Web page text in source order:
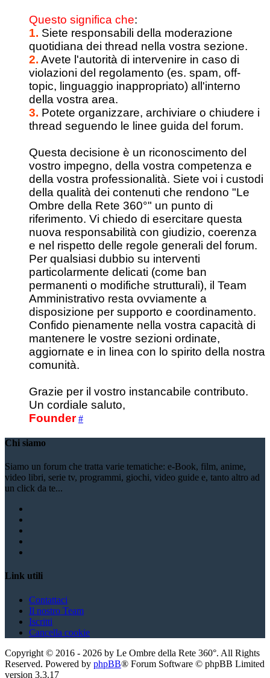
Questo significa che:
1. Siete responsabili della moderazione
quotidiana dei thread nella vostra sezione.
2. Avete l'autorità di intervenire in caso di
violazioni del regolamento (es. spam, off-
topic, linguaggio inappropriato) all'interno
della vostra area.
3. Potete organizzare, archiviare o chiudere i
thread seguendo le linee guida del forum.
Questa decisione è un riconoscimento del
vostro impegno, della vostra competenza e
della vostra professionalità. Siete voi i custodi
della qualità dei contenuti che rendono "Le
Ombre della Rete 360°" un punto di
riferimento. Vi chiedo di esercitare questa
nuova responsabilità con giudizio, coerenza
e nel rispetto delle regole generali del forum.
Per qualsiasi dubbio su interventi
particolarmente delicati (come ban
permanenti o modifiche strutturali), il Team
Amministrativo resta ovviamente a
disposizione per supporto e coordinamento.
Confido pienamente nella vostra capacità di
mantenere le vostre sezioni ordinate,
aggiornate e in linea con lo spirito della nostra
comunità.
Grazie per il vostro instancabile contributo.
Un cordiale saluto,
Founder #
Chi siamo
Siamo un forum che tratta varie tematiche: e-Book, film, anime,
video libri, serie tv, programmi, giochi, video guide e, tanto altro ad
un click da te...
Link utili
Contattaci
Il nostro Team
Iscritti
Cancella cookie
Copyright © 2016 - 2026 by Le Ombre della Rete 360°. All Rights
Reserved. Powered by phpBB® Forum Software © phpBB Limited
version 3.3.17